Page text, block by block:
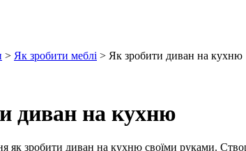
> Як зробити меблі > Як зробити диван на кухню
диван на кухню
як зробити диван на кухню своїми руками.